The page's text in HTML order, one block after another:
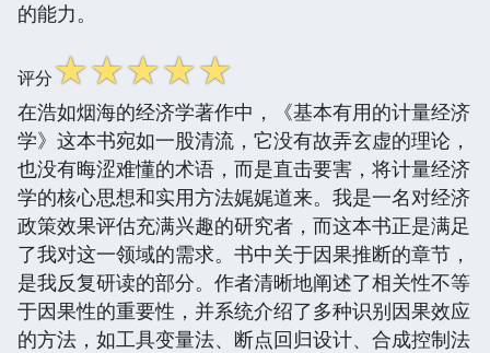
的能力。
评分☆☆☆☆☆
在浩如烟海的经济学著作中，《基本有用的计量经济
学》这本书宛如一股清流，它没有故弄玄虚的理论，
也没有晦涩难懂的术语，而是直击要害，将计量经济
学的核心思想和实用方法娓娓道来。我是一名对经济
政策效果评估充满兴趣的研究者，而这本书正是满足
了我对这一领域的需求。书中关于因果推断的章节，
是我反复研读的部分。作者清晰地阐述了相关性不等
于因果性的重要性，并系统介绍了多种识别因果效应
的方法，如工具变量法、断点回归设计、合成控制法